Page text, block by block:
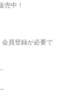
売中！
員登録が必要で